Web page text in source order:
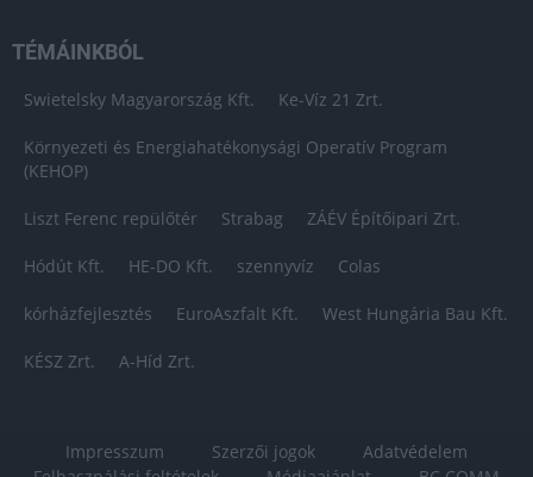
TÉMÁINKBÓL
Swietelsky Magyarország Kft. Ke-Víz 21 Zrt.
Környezeti és Energiahatékonysági Operatív Program
(KEHOP)
Liszt Ferenc repülőtér Strabag ZÁÉV Építőipari Zrt.
Hódút Kft. HE-DO Kft. szennyvíz Colas
kórházfejlesztés EuroAszfalt Kft. West Hungária Bau Kft.
KÉSZ Zrt. A-Híd Zrt.
Impresszum Szerzői jogok
Adatvédelem